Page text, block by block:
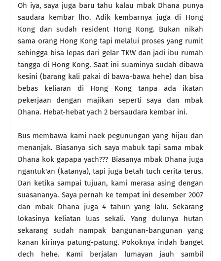
Oh iya, saya juga baru tahu kalau mbak Dhana punya
saudara kembar lho. Adik kembarnya juga di Hong
Kong dan sudah resident Hong Kong. Bukan nikah
sama orang Hong Kong tapi melalui proses yang rumit
sehingga bisa lepas dari gelar TKW dan jadi ibu rumah
tangga di Hong Kong. Saat ini suaminya sudah dibawa
kesini (barang kali pakai di bawa-bawa hehe) dan bisa
bebas keliaran di Hong Kong tanpa ada ikatan
pekerjaan dengan majikan seperti saya dan mbak
Dhana. Hebat-hebat yach 2 bersaudara kembar ini.
Bus membawa kami naek pegunungan yang hijau dan
menanjak. Biasanya sich saya mabuk tapi sama mbak
Dhana kok gapapa yach??? Biasanya mbak Dhana juga
ngantuk'an (katanya), tapi juga betah tuch cerita terus.
Dan ketika sampai tujuan, kami merasa asing dengan
suasananya. Saya pernah ke tempat ini desember 2007
dan mbak Dhana juga 4 tahun yang lalu. Sekarang
lokasinya keliatan luas sekali. Yang dulunya hutan
sekarang sudah nampak bangunan-bangunan yang
kanan kirinya patung-patung. Pokoknya indah banget
dech hehe. Kami berjalan lumayan jauh sambil